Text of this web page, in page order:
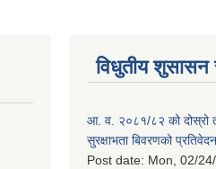
विधुतीय शुसासन
आ. व. २०८१/८२ को दोस्रो
सुरक्षाभता बिवरणको
Post date: Mon, 02/